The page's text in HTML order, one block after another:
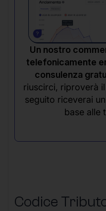
Un nostro
telefonicamente
consulenza
riuscirci, riproverà
seguito riceverai
base alle
Codice